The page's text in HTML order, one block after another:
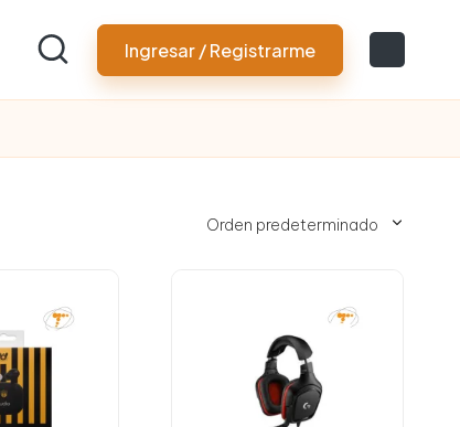
Ingresar / Registrarme
Orden predeterminado